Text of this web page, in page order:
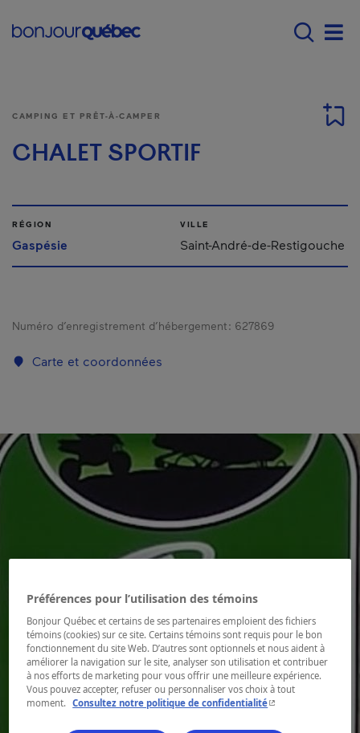
Main navigation -
CAMPING ET PRÊT-À-CAMPER
CHALET SPORTIF
RÉGION
Gaspésie
VILLE
Saint-André-de-Restigouche
Numéro d’enregistrement d’hébergement : 627869
Carte et coordonnées
Préférences pour l’utilisation des témoins
Bonjour Québec et certains de ses partenaires emploient des fichiers
témoins (cookies) sur ce site. Certains témoins sont requis pour le bon
fonctionnement du site Web. D’autres sont optionnels et nous aident à
améliorer la navigation sur le site, analyser son utilisation et contribuer
à nos efforts de marketing pour vous offrir une meilleure expérience.
Vous pouvez accepter, refuser ou personnaliser vos choix à tout
moment.
Consultez notre politique de confidentialité- Cet hyperlien